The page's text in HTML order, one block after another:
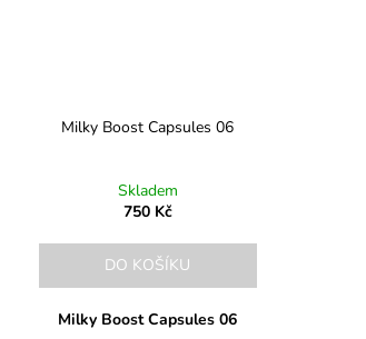
Milky Boost Capsules 06
Skladem
750 Kč
DO KOŠÍKU
Milky Boost Capsules 06